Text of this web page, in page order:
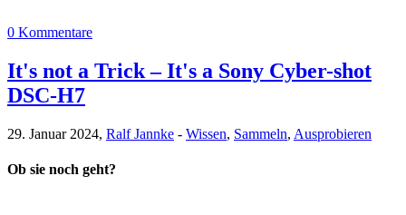
0 Kommentare
It's not a Trick – It's a Sony Cyber-shot
DSC-H7
29. Januar 2024, Ralf Jannke - Wissen, Sammeln, Ausprobieren
Ob sie noch geht?